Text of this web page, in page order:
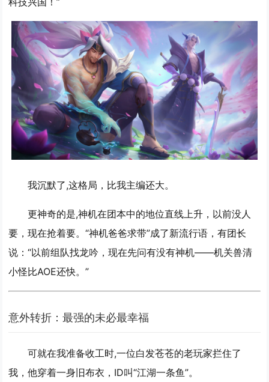
我沉默了,这格局，比我主编还大。
更神奇的是,神机在团本中的地位直线上升，以前没人
要，现在抢着要。“神机爸爸求带”成了新流行语，有团长
说：“以前组队找龙吟，现在先问有没有神机——机关兽清
小怪比AOE还快。”
意外转折：最强的未必最幸福
可就在我准备收工时,一位白发苍苍的老玩家拦住了
我，他穿着一身旧布衣，ID叫“江湖一条鱼”。